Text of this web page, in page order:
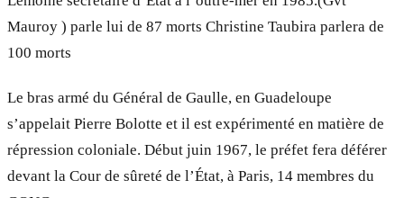
Mauroy ) parle lui de 87 morts Christine Taubira parlera de
100 morts
Le bras armé du Général de Gaulle, en Guadeloupe
s’appelait Pierre Bolotte et il est expérimenté en matière de
répression coloniale. Début juin 1967, le préfet fera déférer
devant la Cour de sûreté de l’État, à Paris, 14 membres du